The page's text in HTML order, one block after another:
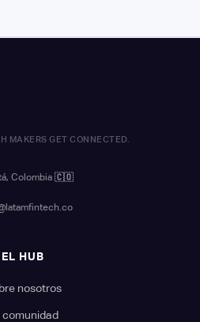
MAKERS GET CONNECTED.
Colombia 🇨🇴
EL HUB
nosotros
comunidad